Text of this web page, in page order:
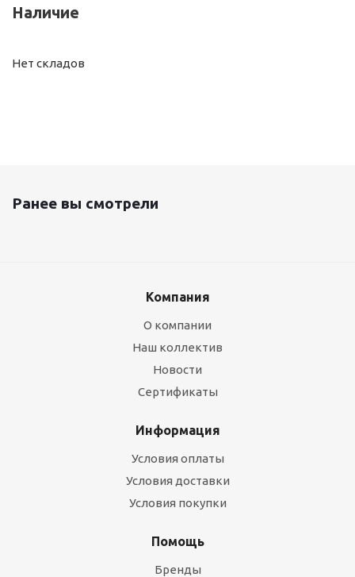
Наличие
Нет складов
Ранее вы смотрели
Компания
О компании
Наш коллектив
Новости
Сертификаты
Информация
Условия оплаты
Условия доставки
Условия покупки
Помощь
Бренды